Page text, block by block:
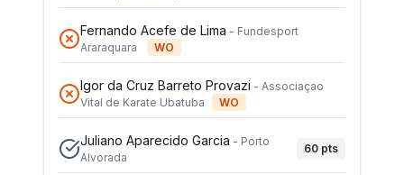
Fernando Acefe de Lima - Fundesport
Araraquara
WO
Igor da Cruz Barreto Provazi - Associaçao
Vital de Karate Ubatuba
WO
Juliano Aparecido Garcia - Porto
Alvorada
60 pts